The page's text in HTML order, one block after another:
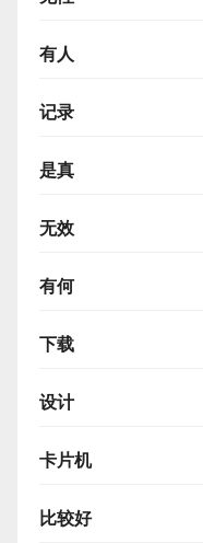
有人
记录
是真
无效
有何
下载
设计
卡片机
比较好